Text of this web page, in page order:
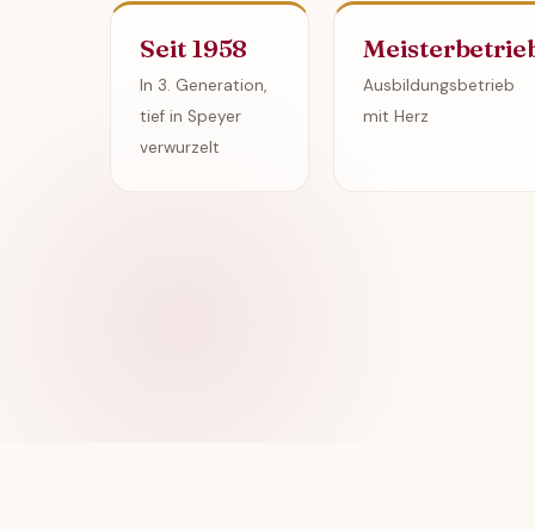
Seit 1958
In 3. Generation,
tief in Speyer
verwurzelt
Ausbildungsbetrieb
mit Herz